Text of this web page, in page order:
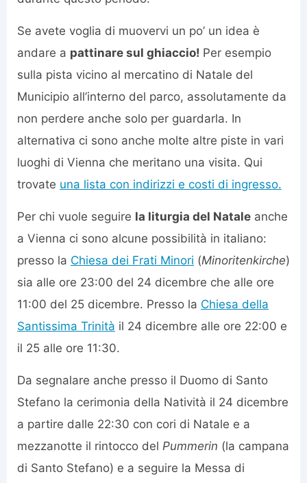
Se avete voglia di muovervi un po’ un idea è
andare a pattinare sul ghiaccio! Per esempio
sulla pista vicino al mercatino di Natale del
Municipio all’interno del parco, assolutamente da
non perdere anche solo per guardarla. In
alternativa ci sono anche molte altre piste in vari
luoghi di Vienna che meritano una visita. Qui
trovate una lista con indirizzi e costi di ingresso.
Per chi vuole seguire la liturgia del Natale anche
a Vienna ci sono alcune possibilità in italiano:
presso la Chiesa dei Frati Minori (Minoritenkirche)
sia alle ore 23:00 del 24 dicembre che alle ore
11:00 del 25 dicembre. Presso la Chiesa della
Santissima Trinità il 24 dicembre alle ore 22:00 e
il 25 alle ore 11:30.
Da segnalare anche presso il Duomo di Santo
Stefano la cerimonia della Natività il 24 dicembre
a partire dalle 22:30 con cori di Natale e a
mezzanotte il rintocco del Pummerin (la campana
di Santo Stefano) e a seguire la Messa di